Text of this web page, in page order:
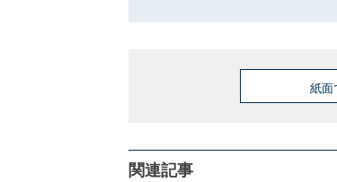
紙面
関連記事